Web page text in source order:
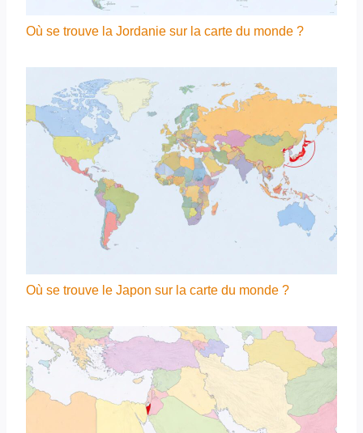
Où se trouve la Jordanie sur la carte du monde ?
Où se trouve le Japon sur la carte du monde ?